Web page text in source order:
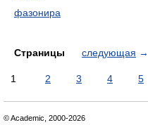
фазонира
Страницы следующая →
1 2 3 4 5
© Academic, 2000-2026